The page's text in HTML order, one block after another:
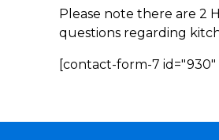
Please note there are 2
questions regarding
[contact-form-7